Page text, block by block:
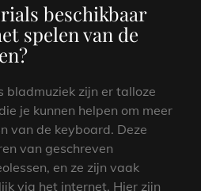
beschikbaar
spelen van de
zijn er talloze
je kunnen helpen om meer
van de keyboard. Deze
van geschreven
en ze zijn vaak
via het internet. Hier zijn